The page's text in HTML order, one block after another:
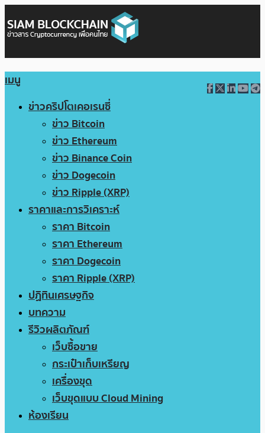
เมนู
ข่าวคริปโตเคอเรนซี่
ข่าว Bitcoin
ข่าว Ethereum
ข่าว Binance Coin
ข่าว Dogecoin
ข่าว Ripple (XRP)
ราคาและการวิเคราะห์
ราคา Bitcoin
ราคา Ethereum
ราคา Dogecoin
ราคา Ripple (XRP)
ปฏิทินเศรษฐกิจ
บทความ
รีวิวผลิตภัณฑ์
เว็บซื้อขาย
กระเป๋าเก็บเหรียญ
เครื่องขุด
เว็บขุดแบบ Cloud Mining
ห้องเรียน